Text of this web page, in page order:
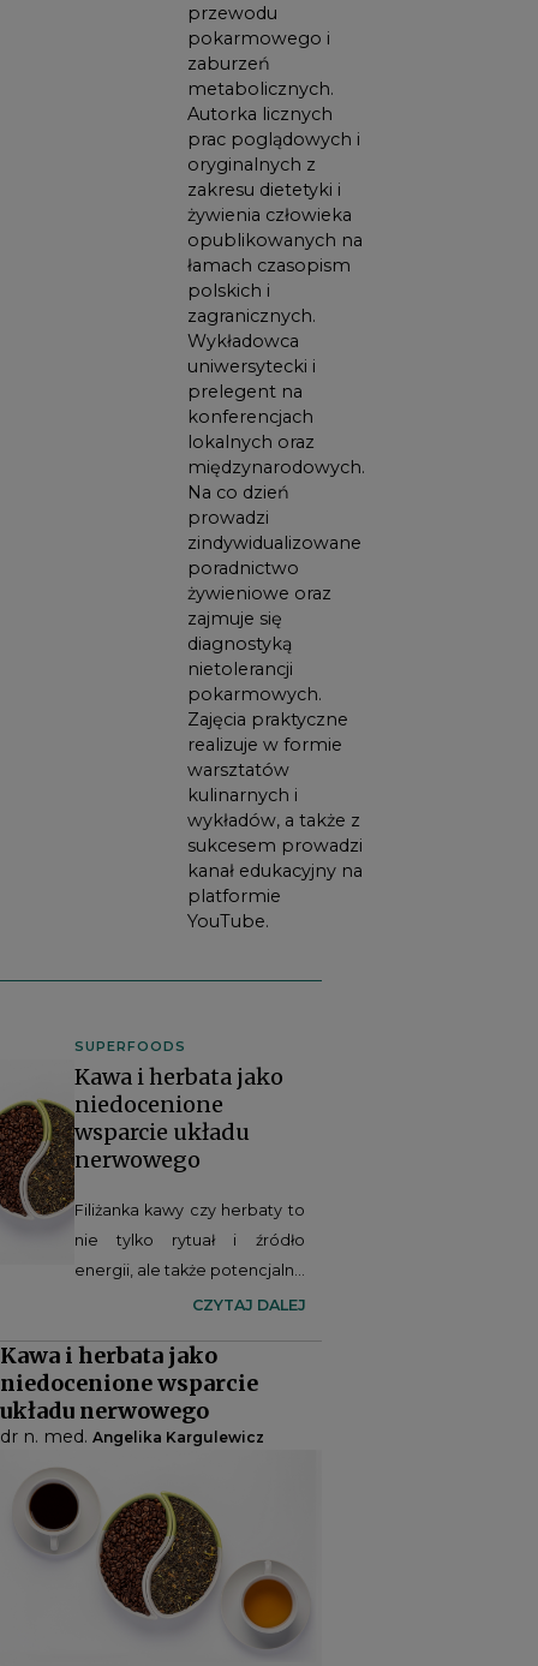
przewodu
pokarmowego i
zaburzeń
metabolicznych.
Autorka licznych
prac poglądowych i
oryginalnych z
zakresu dietetyki i
żywienia człowieka
opublikowanych na
łamach czasopism
polskich i
zagranicznych.
Wykładowca
uniwersytecki i
prelegent na
konferencjach
lokalnych oraz
międzynarodowych.
Na co dzień
prowadzi
zindywidualizowane
poradnictwo
żywieniowe oraz
zajmuje się
diagnostyką
nietolerancji
pokarmowych.
Zajęcia praktyczne
realizuje w formie
warsztatów
kulinarnych i
wykładów, a także z
sukcesem prowadzi
kanał edukacyjny na
platformie
YouTube.
SUPERFOODS
Kawa i herbata jako
niedocenione
wsparcie układu
nerwowego
Filiżanka kawy czy herbaty to
nie tylko rytuał i źródło
energii, ale także potencjalne
wsparcie dla zdrowia mózgu.
wskazuje, że zawarte w tych
napojach związki bioaktywne
– od kofeiny po polifenole i L-
teaninę – mogą sprzyjać
lepszym funkcjom
poznawczym oraz zmniejszać
ryzyko rozwoju demencji. W
kontekście starzejącego się
społeczeństwa nawet tak
proste elementy stylu życia
CZYTAJ DALEJ
Kawa i herbata jako
niedocenione wsparcie
układu nerwowego
dr n. med. Angelika Kargulewicz